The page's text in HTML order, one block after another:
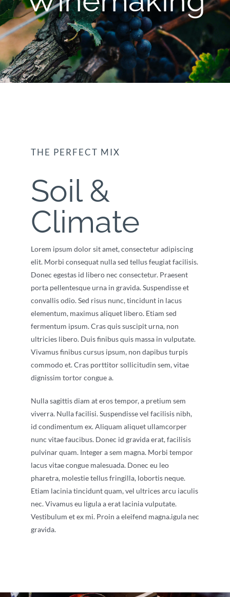
THE PERFECT MIX
Soil &
Climate
Lorem ipsum dolor sit amet, consectetur adipiscing
elit. Morbi consequat nulla sed tellus feugiat facilisis.
Donec egestas id libero nec consectetur. Praesent
porta pellentesque urna in gravida. Suspendisse et
convallis odio. Sed risus nunc, tincidunt in lacus
elementum, maximus aliquet libero. Etiam sed
fermentum ipsum. Cras quis suscipit urna, non
ultricies libero. Duis finibus quis massa in vulputate.
Vivamus finibus cursus ipsum, non dapibus turpis
commodo et. Cras porttitor sollicitudin sem, vitae
dignissim tortor congue a.
Nulla sagittis diam at eros tempor, a pretium sem
viverra. Nulla facilisi. Suspendisse vel facilisis nibh,
id condimentum ex. Aliquam aliquet ullamcorper
nunc vitae faucibus. Donec id gravida erat, facilisis
pulvinar quam. Integer a sem magna. Morbi tempor
lacus vitae congue malesuada. Donec eu leo
pharetra, molestie tellus fringilla, lobortis neque.
Etiam lacinia tincidunt quam, vel ultrices arcu iaculis
nec. Vivamus eu ligula a erat lacinia vulputate.
Vestibulum et ex mi. Proin a eleifend magna.igula nec
gravida.